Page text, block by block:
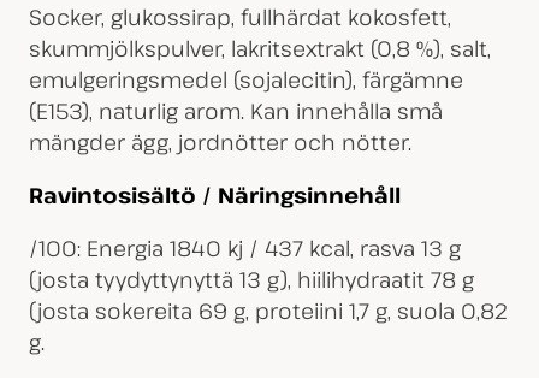
Socker, glukossirap, fullhärdat kokosfett,
skummjölkspulver, lakritsextrakt (0,8 %), salt,
emulgeringsmedel (sojalecitin), färgämne
(E153), naturlig arom. Kan innehålla små
mängder ägg, jordnötter och nötter.
Ravintosisältö / Näringsinnehåll
/100: Energia 1840 kj / 437 kcal, rasva 13 g
(josta tyydyttynyttä 13 g), hiilihydraatit 78 g
(josta sokereita 69 g, proteiini 1,7 g, suola 0,82
g.